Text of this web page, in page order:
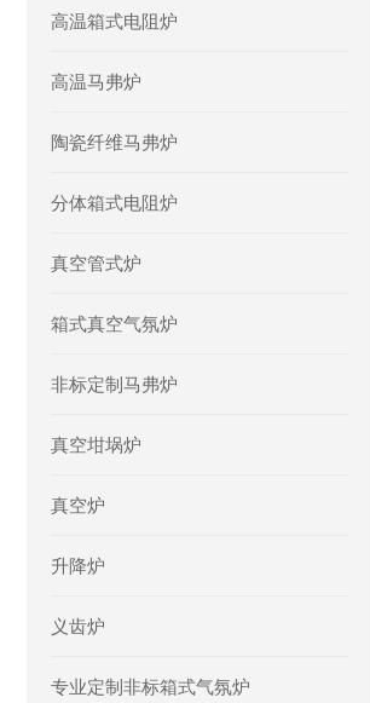
高温箱式电阻炉
高温马弗炉
陶瓷纤维马弗炉
分体箱式电阻炉
真空管式炉
箱式真空气氛炉
非标定制马弗炉
真空坩埚炉
真空炉
升降炉
义齿炉
专业定制非标箱式气氛炉